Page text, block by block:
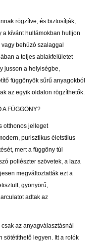
rögzítve, és biztosítják,
a kívánt hullámokban hulljon
behúzó szalaggal
a teljes ablakfelületet
jusson a helyiségbe,
függönyök sűrű anyagokból
az egyik oldalon rögzíthetők.
A FÜGGÖNY?
otthonos jelleget
purisztikus életstílus
mert a függöny túl
poliészter szövetek, a laza
megváltoztatták ezt a
gyönyörű,
adtak az
az anyagválasztásnál
sötétíthető legyen. Itt a rolók